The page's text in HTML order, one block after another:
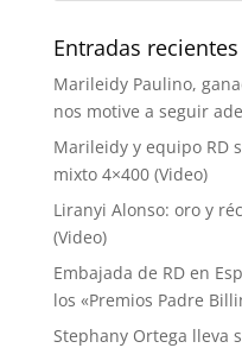
Entradas recientes
Marileidy Paulino,
nos motive a seguir
Marileidy y equipo RD
mixto 4×400 (Video)
Liranyi Alonso: oro y
(Video)
Embajada de RD en
los «Premios Padre
Stephany Ortega lleva